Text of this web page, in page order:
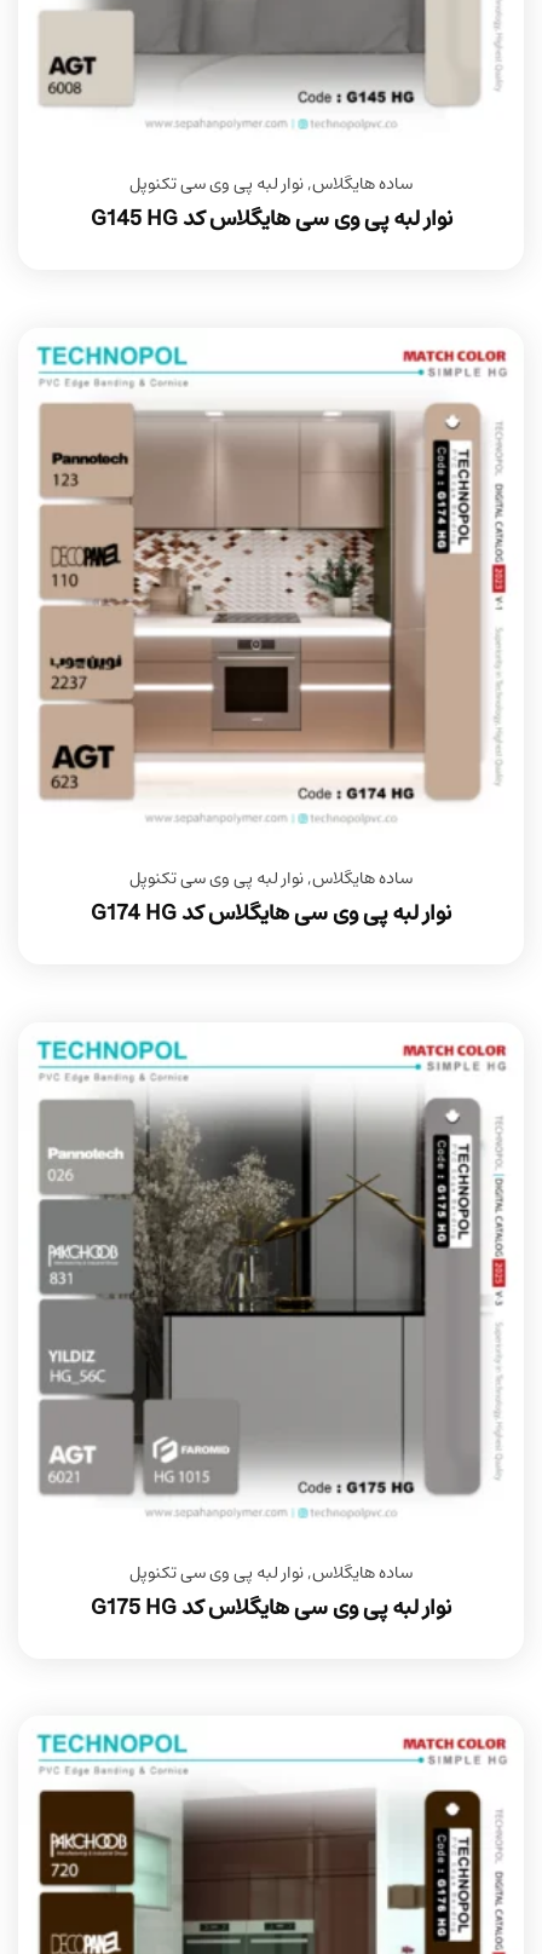
ساده هایگلاس,نوار لبه پی وی سی تکنوپل
نوار لبه پی وی سی هایگلاس کد G145 HG
ساده هایگلاس,نوار لبه پی وی سی تکنوپل
نوار لبه پی وی سی هایگلاس کد G174 HG
ساده هایگلاس,نوار لبه پی وی سی تکنوپل
نوار لبه پی وی سی هایگلاس کد G175 HG